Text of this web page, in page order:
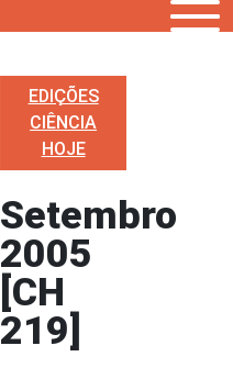
EDIÇÕES
CIÊNCIA
HOJE
Setembro
2005
[CH
219]